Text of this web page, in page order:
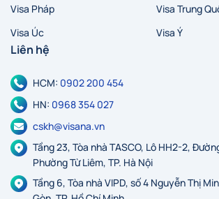
Visa Pháp
Visa Trung
Visa Úc
Visa Ý
Liên hệ
HCM: 0902 200 454
HN: 0968 354 027
cskh@visana.vn
Tầng 23, Tòa nhà TASCO, Lô HH2-2,
Phường Từ Liêm, TP. Hà Nội
Tầng 6, Tòa nhà VIPD, số 4 Nguyễn Thị